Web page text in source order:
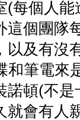
(每個人
這個團隊
以及有沒
和筆電來
諾頓(不
就會有人